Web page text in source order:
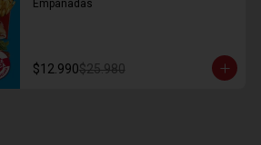
Empanadas
$12.990$25.980